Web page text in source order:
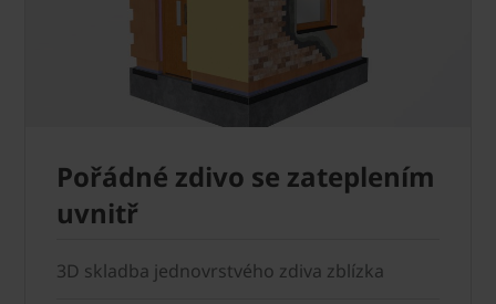
Pořádné zdivo se zateplením
uvnitř
3D skladba jednovrstvého zdiva zblízka